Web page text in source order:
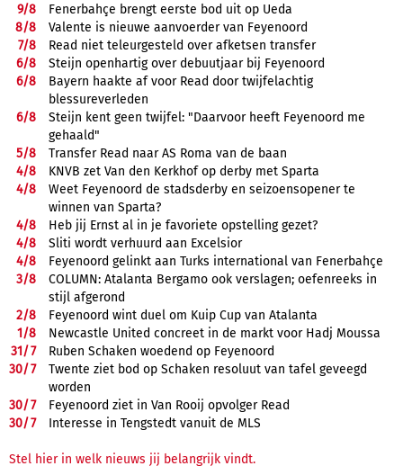
9/8
Fenerbahçe brengt eerste bod uit op Ueda
8/8
Valente is nieuwe aanvoerder van Feyenoord
7/8
Read niet teleurgesteld over afketsen transfer
6/8
Steijn openhartig over debuutjaar bij Feyenoord
6/8
Bayern haakte af voor Read door twijfelachtig
blessureverleden
6/8
Steijn kent geen twijfel: "Daarvoor heeft Feyenoord me
gehaald"
5/8
Transfer Read naar AS Roma van de baan
4/8
KNVB zet Van den Kerkhof op derby met Sparta
4/8
Weet Feyenoord de stadsderby en seizoensopener te
winnen van Sparta?
4/8
Heb jij Ernst al in je favoriete opstelling gezet?
4/8
Sliti wordt verhuurd aan Excelsior
4/8
Feyenoord gelinkt aan Turks international van Fenerbahçe
3/8
COLUMN: Atalanta Bergamo ook verslagen; oefenreeks in
stijl afgerond
2/8
Feyenoord wint duel om Kuip Cup van Atalanta
1/8
Newcastle United concreet in de markt voor Hadj Moussa
31/7
Ruben Schaken woedend op Feyenoord
30/7
Twente ziet bod op Schaken resoluut van tafel geveegd
worden
30/7
Feyenoord ziet in Van Rooij opvolger Read
30/7 Interesse in Tengstedt vanuit de MLS
Stel hier in welk nieuws jij belangrijk vindt.